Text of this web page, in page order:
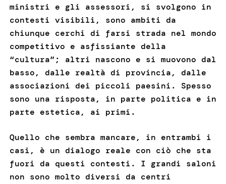
ministri e gli assessori, si svolgono in
contesti visibili, sono ambiti da
chiunque cerchi di farsi strada nel mondo
competitivo e asfissiante della
“cultura”; altri nascono e si muovono dal
basso, dalle realtà di provincia, dalle
associazioni dei piccoli paesini. Spesso
sono una risposta, in parte politica e in
parte estetica, ai primi.
Quello che sembra mancare, in entrambi i
casi, è un dialogo reale con ciò che sta
fuori da questi contesti. I grandi saloni
non sono molto diversi da centri